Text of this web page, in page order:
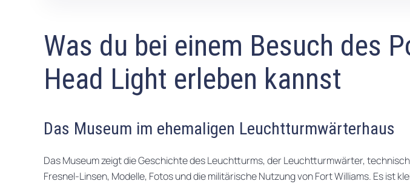
Was du bei einem Besuch des
Head Light erleben kannst
Das Museum im ehemaligen Leuchtturmwärterhaus
Das Museum zeigt die Geschichte des Leuchtturms, der Leuchtturmwärter,
Fresnel-Linsen, Modelle, Fotos und die militärische Nutzung von Fort Williams. Es ist